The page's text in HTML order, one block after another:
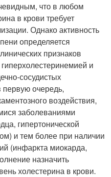
что в любом
в крови требует
Однако активность
определяется
признаков
и
сосудистых
очередь,
воздействия,
заболеваниями
гипертонической
и тем более при наличии
(инфаркта миокарда,
назначить
холестерина в крови.